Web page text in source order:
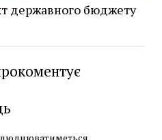
державного бюджету